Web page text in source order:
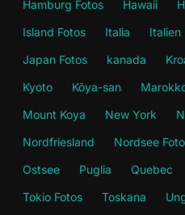
Hamburg Fotos
Hawaii
Island Fotos
Italia Italien
Japan Fotos
kanada
Kyoto
Kōya-san
Mount Koya
New York
Nordfriesland
Nordsee
Ostsee
Puglia Quebec
Tokio Fotos
Toskana